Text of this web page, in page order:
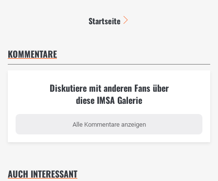
Startseite
KOMMENTARE
Diskutiere mit anderen Fans über
diese IMSA Galerie
Alle Kommentare anzeigen
AUCH INTERESSANT